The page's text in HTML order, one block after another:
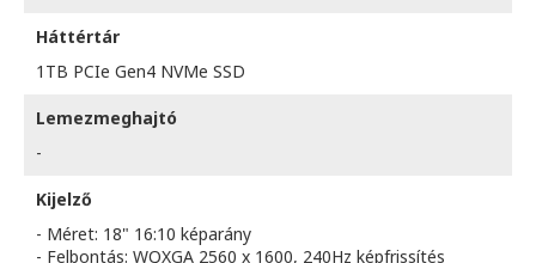
Háttértár
1TB PCIe Gen4 NVMe SSD
Lemezmeghajtó
-
Kijelző
- Méret: 18" 16:10 képarány
- Felbontás: WQXGA 2560 x 1600, 240Hz képfrissítés